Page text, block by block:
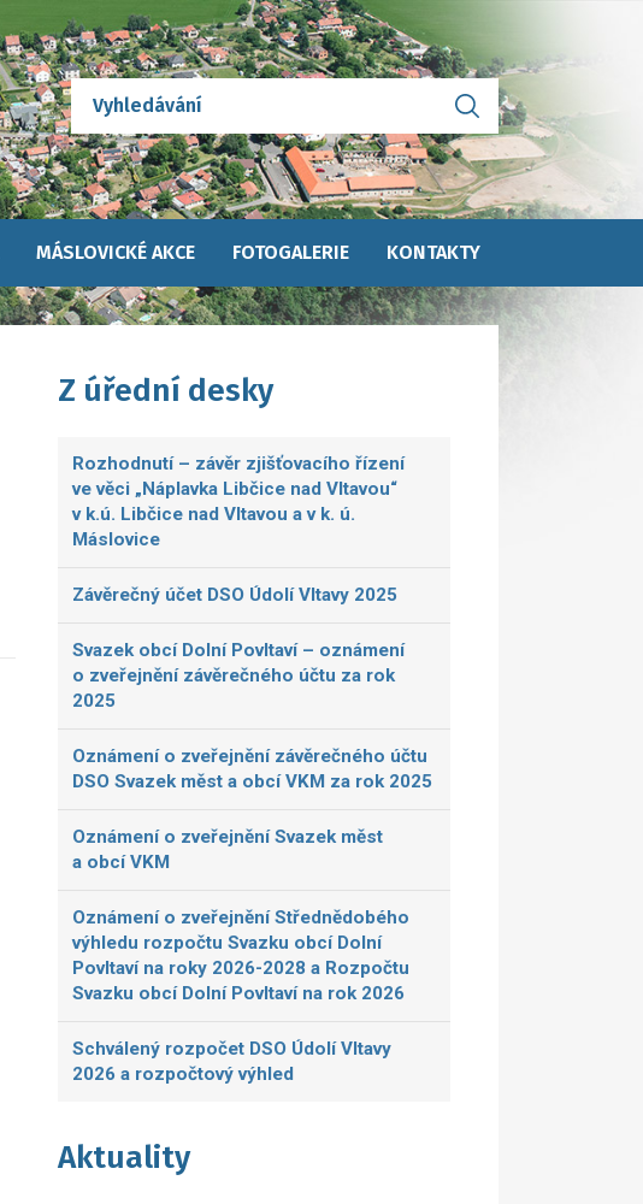
MÁSLOVICKÉ AKCE FOTOGALERIE KONTAKTY
Z úřední desky
Rozhodnutí – závěr zjišťovacího řízení
ve věci „Náplavka Libčice nad Vltavou“
v k.ú. Libčice nad Vltavou a v k. ú.
Máslovice
Závěrečný účet DSO Údolí Vltavy 2025
Svazek obcí Dolní Povltaví – oznámení
o zveřejnění závěrečného účtu za rok
2025
Oznámení o zveřejnění závěrečného účtu
DSO Svazek měst a obcí VKM za rok 2025
Oznámení o zveřejnění Svazek měst
a obcí VKM
Oznámení o zveřejnění Střednědobého
výhledu rozpočtu Svazku obcí Dolní
Povltaví na roky 2026-2028 a Rozpočtu
Svazku obcí Dolní Povltaví na rok 2026
Schválený rozpočet DSO Údolí Vltavy
2026 a rozpočtový výhled
Aktuality